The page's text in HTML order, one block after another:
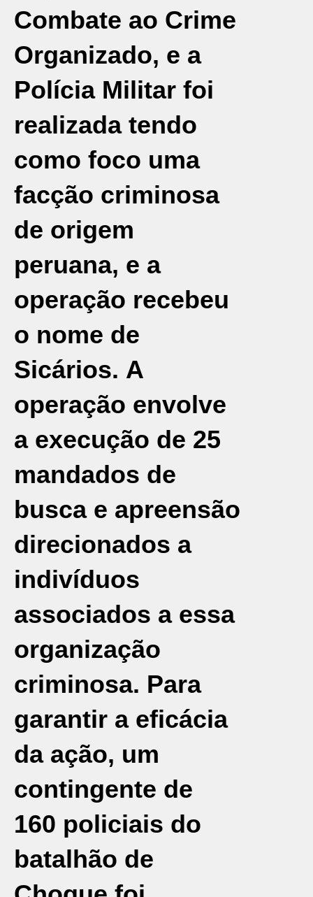
Combate ao Crime
Organizado, e a
Polícia Militar foi
realizada tendo
como foco uma
facção criminosa
de origem
peruana, e a
operação recebeu
o nome de
Sicários. A
operação envolve
a execução de 25
mandados de
busca e apreensão
direcionados a
indivíduos
associados a essa
organização
criminosa. Para
garantir a eficácia
da ação, um
contingente de
160 policiais do
batalhão de